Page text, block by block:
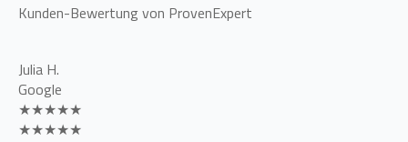
Kunden-Bewertung von ProvenExpert
Julia H.
Google
★★★★★
★★★★★